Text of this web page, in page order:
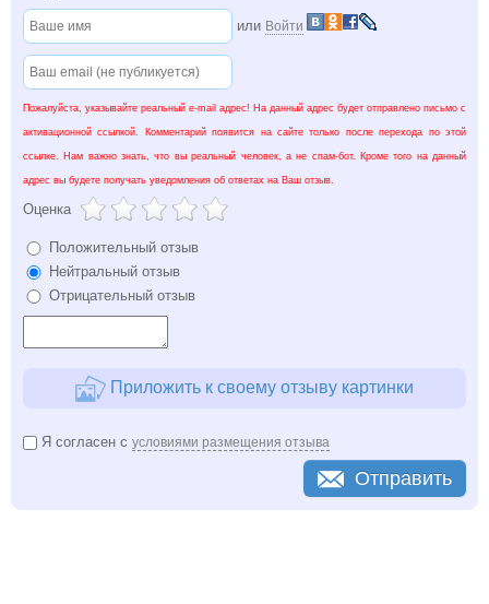
или Войти
Пожалуйста, указывайте реальный e-mail адрес! На данный адрес будет отправлено письмо с
активационной ссылкой. Комментарий появится на сайте только после перехода по этой
ссылке. Нам важно знать, что вы реальный человек, а не спам-бот. Кроме того на данный
адрес вы будете получать уведомления об ответах на Ваш отзыв.
Оценка
Положительный отзыв
Нейтральный отзыв
Отрицательный отзыв
Приложить к своему отзыву картинки
Я согласен с условиями размещения отзыва
Отправить